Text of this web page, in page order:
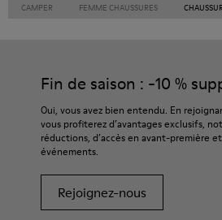
CAMPER FEMME CHAUSSURES
Fin de saison : -10 %
Oui, vous avez bien entendu. En
vous profiterez d’avantages exclusifs,
réductions, d’accès en avant-première
événements.
Rejoignez-nous